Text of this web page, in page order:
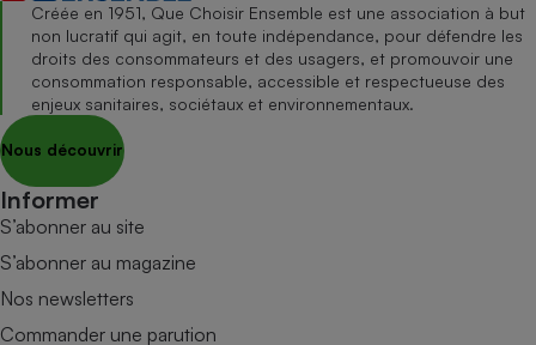
Créée en 1951, Que Choisir Ensemble est une association à but
non lucratif qui agit, en toute indépendance, pour défendre les
droits des consommateurs et des usagers, et promouvoir une
consommation responsable, accessible et respectueuse des
enjeux sanitaires, sociétaux et environnementaux.
Nous découvrir
Informer
S’abonner au site
S’abonner au magazine
Nos newsletters
Commander une parution